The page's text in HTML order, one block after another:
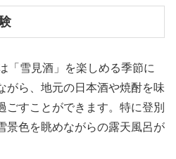
「雪見酒」を楽しめる季節に
がら、地元の日本酒や焼酎を味
ごすことができます。特に登別
景色を眺めながらの露天風呂が